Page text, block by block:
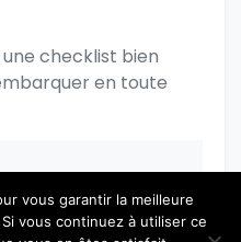
checklist bien
en toute
vous pour poster
vous garantir la meilleure
vous continuez à utiliser ce